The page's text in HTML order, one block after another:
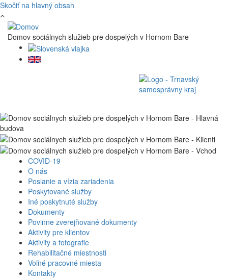
Skočiť na hlavný obsah
Domov sociálnych služieb pre dospelých v Hornom Bare
COVID-19
O nás
Poslanie a vízia zariadenia
Poskytované služby
Iné poskytnuté služby
Dokumenty
Povinne zverejňované dokumenty
Aktivity pre klientov
Aktivity a fotografie
Rehabilitačné miestnosti
Voľné pracovné miesta
Kontakty